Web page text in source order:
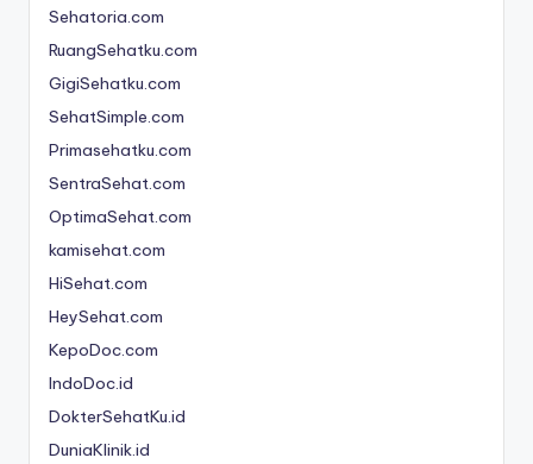
n
e
si
a
C
e
ri
a
Sehatoria.com
RuangSehatku.com
GigiSehatku.com
SehatSimple.com
Primasehatku.com
SentraSehat.com
OptimaSehat.com
kamisehat.com
HiSehat.com
HeySehat.com
KepoDoc.com
IndoDoc.id
DokterSehatKu.id
DuniaKlinik.id